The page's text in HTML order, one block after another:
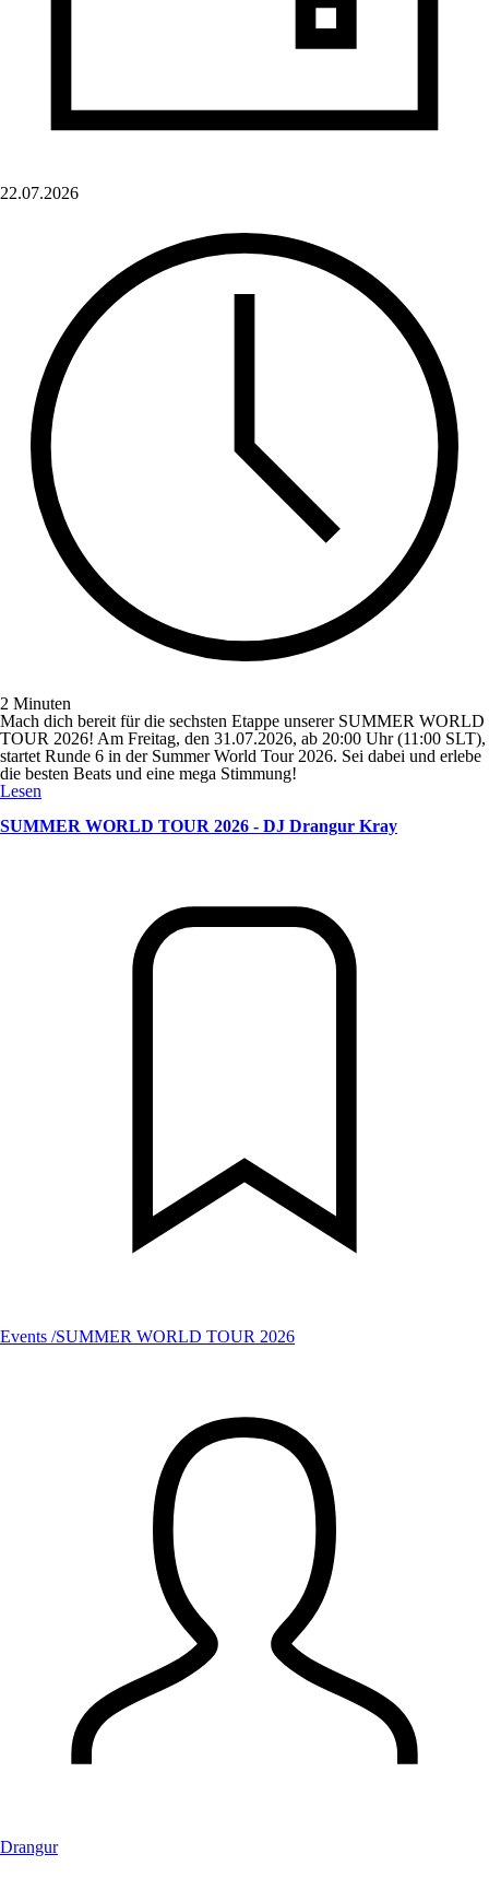
22.07.2026
2 Minuten
Mach dich bereit für die sechsten Etappe unserer SUMMER WORLD
TOUR 2026! Am Freitag, den 31.07.2026, ab 20:00 Uhr (11:00 SLT),
startet Runde 6 in der Summer World Tour 2026. Sei dabei und erlebe
die besten Beats und eine mega Stimmung!
Lesen
SUMMER WORLD TOUR 2026 - DJ Drangur Kray
Events /SUMMER WORLD TOUR 2026
Drangur